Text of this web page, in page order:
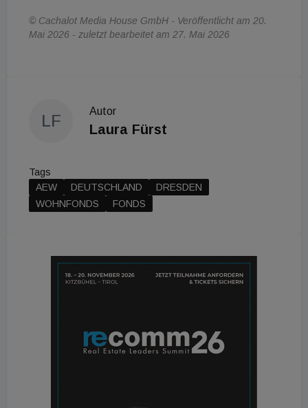
© Cachalot Media House GmbH - Veröffentlicht am 20.
Mai 2026 - zuletzt bearbeitet am 27. Mai 2026
LF
Autor
Laura Fürst
Tags
AEW
DEUTSCHLAND
DRESDEN
WOHNFONDS
FONDS